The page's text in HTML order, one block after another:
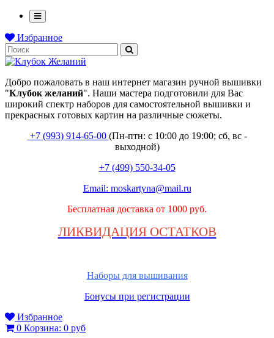
Избранное
Добро пожаловать в наш интернет магазин ручной вышивки
"Клубок желаний". Наши мастера подготовили для Вас
широкий спектр наборов для самостоятельной вышивки и
прекрасных готовых картин на различные сюжеты.
+7 (993) 914-65-00 (Пн-птн: с10:00 до 19:00; сб, вс -
выходной)
+7 (499) 550-34-05
Email: moskartyna@mail.ru
Бесплатная доставка от 1000 руб.
ЛИКВИДАЦИЯ ОСТАТКОВ
Наборы для вышивания
Бонусы при регистрации
Избранное
0 Корзина: 0 руб